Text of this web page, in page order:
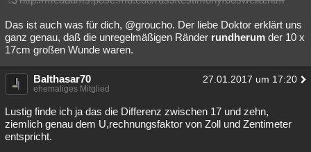
Das ist auch was für dich, @groucho. Der liebe Doktor erklärt uns
ganz genau, daß die unregelmäßigen Ränder rundherum der 10 x
17cm großen Wunde waren.
Balthasar70 27.01.2017 um 17:20
ehemaliges Mitglied
Lustig finde ich ja das die Differenz zwischen 17 und zehn,
ziemlich genau dem U,rechnungsfaktor von Zoll und Zentimeter
entspricht.